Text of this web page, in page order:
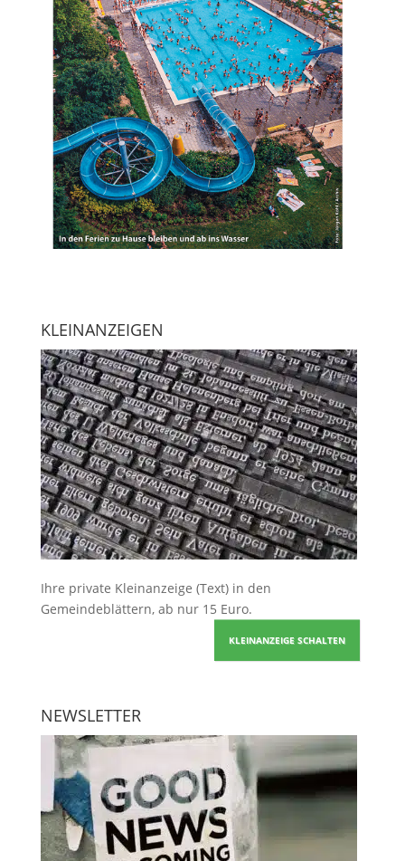
KLEINANZEIGEN
Ihre private Kleinanzeige (Text) in den
Gemeindeblättern, ab nur 15 Euro.
KLEINANZEIGE SCHALTEN
NEWSLETTER